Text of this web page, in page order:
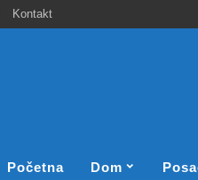
Kontakt
Početna Dom